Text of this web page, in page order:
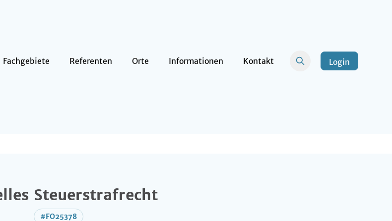
Fachgebiete Referenten Orte Informationen Kontakt Login
Steuerstrafrecht
#FO25378